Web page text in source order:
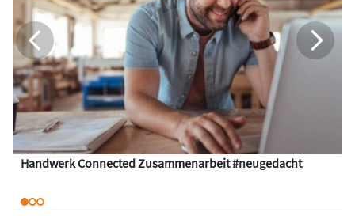
Handwerk Connected Zusammenarbeit #neugedacht